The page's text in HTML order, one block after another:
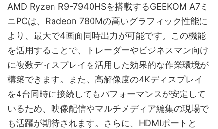
AMD Ryzen R9-7940HSを搭載するGEEKOM A7ミ
ニPCは、Radeon 780Mの高いグラフィック性能に
より、最大で4画面同時出力が可能です。この機能
を活用することで、トレーダーやビジネスマン向け
に複数ディスプレイを活用した効果的な作業環境が
構築できます。また、高解像度の4Kディスプレイ
を4台同時に接続してもパフォーマンスが安定して
いるため、映像配信やマルチメディア編集の現場で
も活躍が期待されます。さらに、HDMIポートと